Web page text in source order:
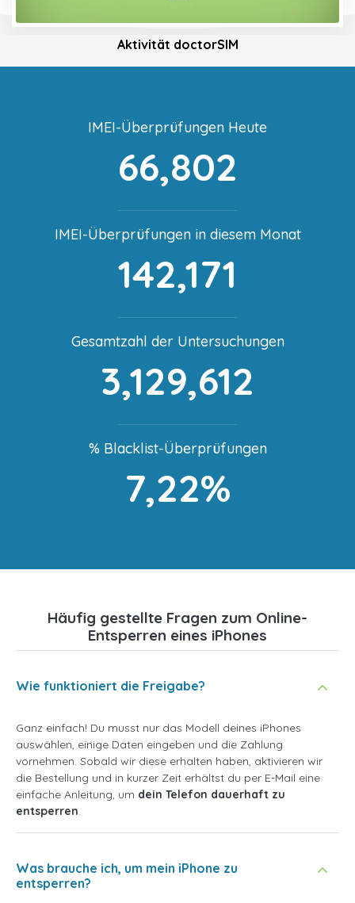
Aktivität doctorSIM
IMEI-Überprüfungen Heute
66,802
IMEI-Überprüfungen in diesem Monat
142,171
Gesamtzahl der Untersuchungen
3,129,612
% Blacklist-Überprüfungen
7,22%
Häufig gestellte Fragen zum Online-
Entsperren eines iPhones
Wie funktioniert die Freigabe?
Ganz einfach! Du musst nur das Modell deines iPhones
auswählen, einige Daten eingeben und die Zahlung
vornehmen. Sobald wir diese erhalten haben, aktivieren wir
die Bestellung und in kurzer Zeit erhältst du per E-Mail eine
einfache Anleitung, um dein Telefon dauerhaft zu
entsperren.
Was brauche ich, um mein iPhone zu
entsperren?